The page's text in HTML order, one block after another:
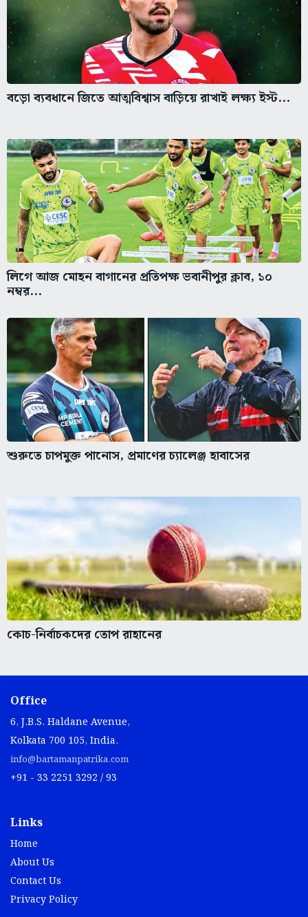
বড়ো ব্যবধানে জিতে আত্মবিশ্বাস বাড়িয়ে রাখাই লক্ষ্য ইস্ট...
লিগে আজ মোহন বাগানের প্রতিপক্ষ ভবানীপুর ক্লাব, ১০
নম্বর...
শুরুতে চাপমুক্ত পানোস, প্রমাণের চ্যালেঞ্জ হাবাসের
কোচ-নির্বাচকদের তোপ রাহানের
Office
6, J.B.S. Haldane Avenue,
Kolkata 700 105, India.
info@bartamanpatrika.com
+91 - 33 2251 3292 / 93
Links
Home
About Us
Contact Us
Privacy Policy